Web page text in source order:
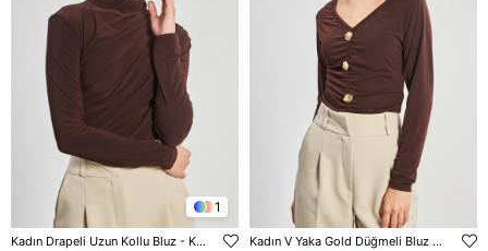
1
Kadın Drapeli Uzun Kollu Bluz - Kahve
Kadın V Yaka Gold Düğmeli Bluz - Kahve